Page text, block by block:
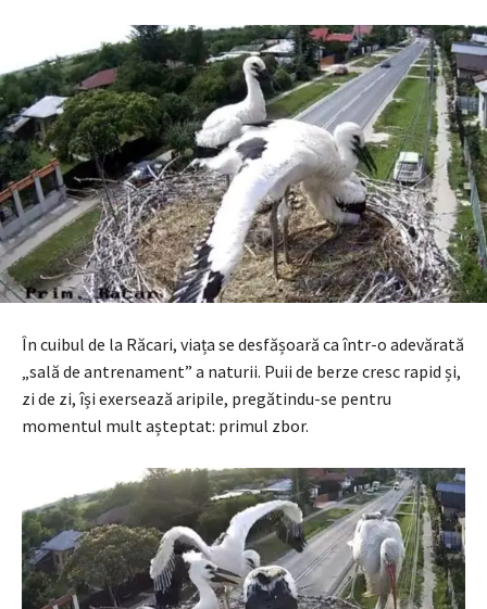
În cuibul de la Răcari, viața se desfășoară ca într-o adevărată
„sală de antrenament” a naturii. Puii de berze cresc rapid și,
zi de zi, își exersează aripile, pregătindu-se pentru
momentul mult așteptat: primul zbor.